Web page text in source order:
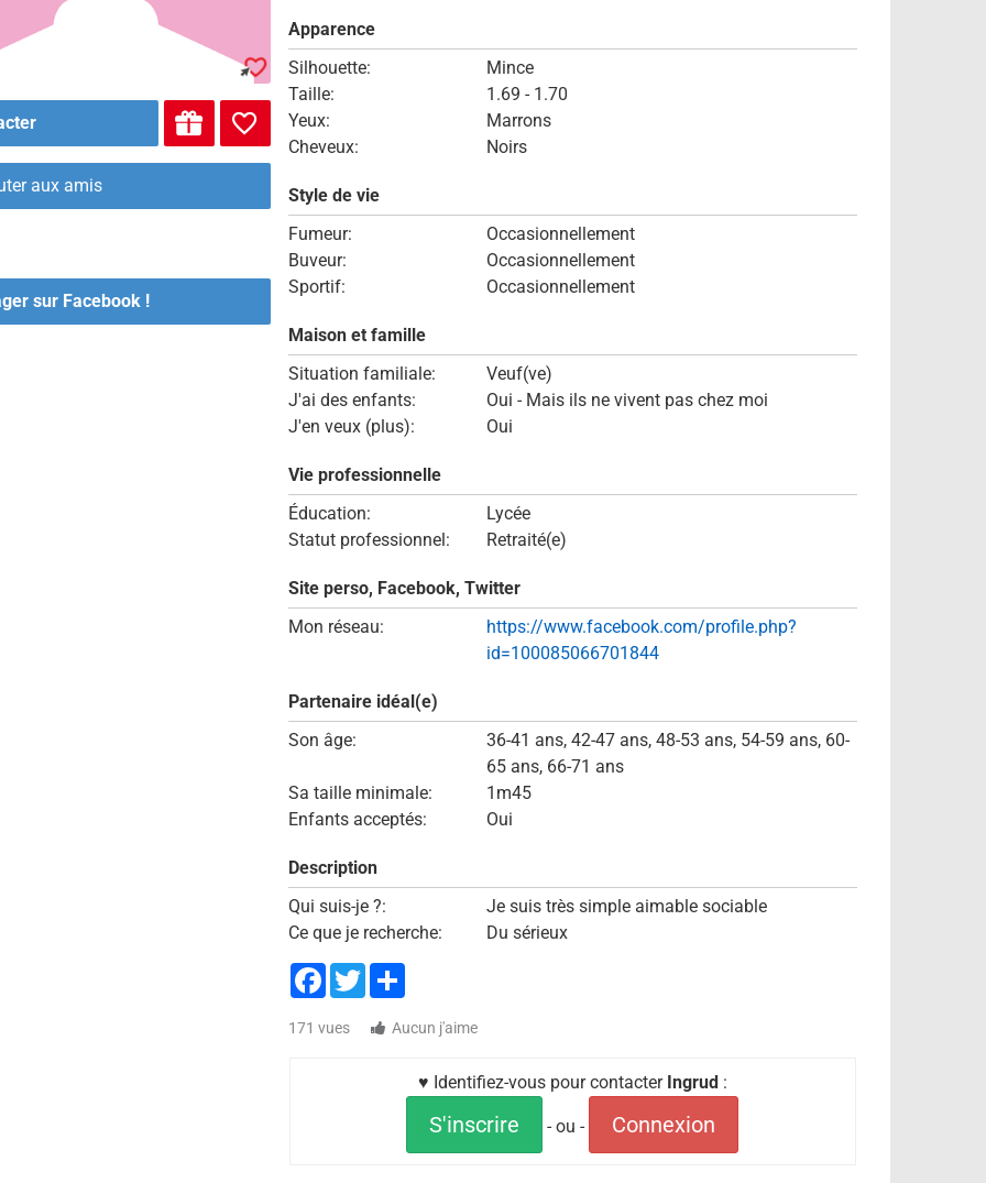
aux amis
sur Facebook !
Apparence
Silhouette:
Mince
Taille:
1.69 - 1.70
Yeux:
Marrons
Cheveux:
Noirs
Style de vie
Fumeur:
Occasionnellement
Buveur:
Occasionnellement
Sportif:
Occasionnellement
Maison et famille
Situation familiale:
Veuf(ve)
J'ai des enfants:
Oui - Mais ils ne vivent pas chez moi
J'en veux (plus):
Oui
Vie professionnelle
Éducation:
Lycée
Statut professionnel:
Retraité(e)
Site perso, Facebook, Twitter
Mon réseau:
https://www.facebook.com/profile.php?
id=100085066701844
Partenaire idéal(e)
Son âge:
36-41 ans, 42-47 ans, 48-53 ans, 54-59 ans, 60-
65 ans, 66-71 ans
Sa taille minimale:
1m45
Enfants acceptés:
Oui
Description
Qui suis-je ?:
Je suis très simple aimable sociable
Ce que je recherche:
Du sérieux
Facebook
TwitterShare
171 vues Aucun j'aime
♥ Identifiez-vous pour contacter Ingrud:
S'inscrire - ou - Connexion